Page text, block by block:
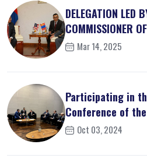
DELEGATION LED
COMMISSIONER
CORRUPT...
Mar 14, 2025
Participating in
Conference of
Oct 03, 2024